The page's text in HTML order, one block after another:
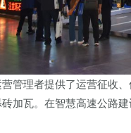
管理者提供了运营征收
加瓦。在智慧高速公路